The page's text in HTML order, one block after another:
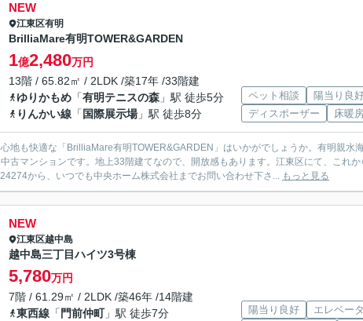
NEW
江東区有明
BrilliaMare有明TOWER&GARDEN
1億2,480万円
13階 / 65.82㎡ / 2LDK /築17年 /33階建
ゆりかもめ 「有明テニスの森 」駅 徒歩5分
りんかい線 「 国際展示場」駅 徒歩8分
ペット相談 陽当り良
ディスポーザー
床暖
地も快適な「BrilliaMare有明TOWER&GARDEN」はいかがでしょうか。有明親水
古マンションです。地上33階建てなので、開放感もあります。江東区にて、これ
から、いつでも中央ホーム株式会社までお問い合わせ下さ... もっと見る
NEW
江東区越中島
越中島三丁目ハイツ3号棟
5,780万円
7階 / 61.29㎡ / 2LDK /築46年 /14階建
東西線 「 門前仲町」駅 徒歩7分
陽当り良好
エレベー